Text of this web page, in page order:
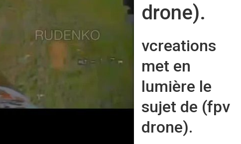
drone).
vcreations
met en
lumière le
sujet de (fpv
drone).